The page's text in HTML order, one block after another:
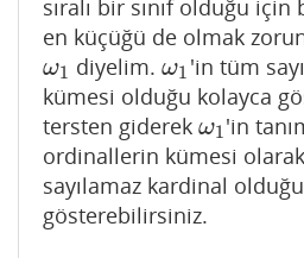
sıralı bir sınıf olduğu
en küçüğü de olmak
ω1
ω1 diyelim.ω1
ω1 'in tüm
kümesi olduğu kolayca
tersten giderek ω1
ω1 'in
ordinallerin kümesi
sayılamaz kardinal
gösterebilirsiniz.